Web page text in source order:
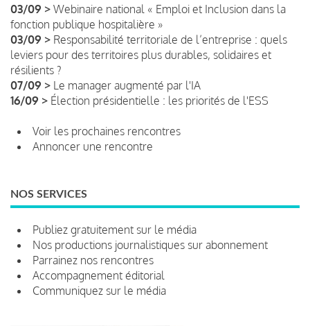
03/09 > Webinaire national « Emploi et Inclusion dans la
fonction publique hospitalière »
03/09 > Responsabilité territoriale de l’entreprise : quels
leviers pour des territoires plus durables, solidaires et
résilients ?
07/09 > Le manager augmenté par l'IA
16/09 > Élection présidentielle : les priorités de l'ESS
Voir les prochaines rencontres
Annoncer une rencontre
NOS SERVICES
Publiez gratuitement sur le média
Nos productions journalistiques sur abonnement
Parrainez nos rencontres
Accompagnement éditorial
Communiquez sur le média